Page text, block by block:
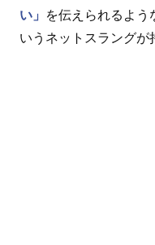
い」
を伝えられるよう
いうネットスラングが